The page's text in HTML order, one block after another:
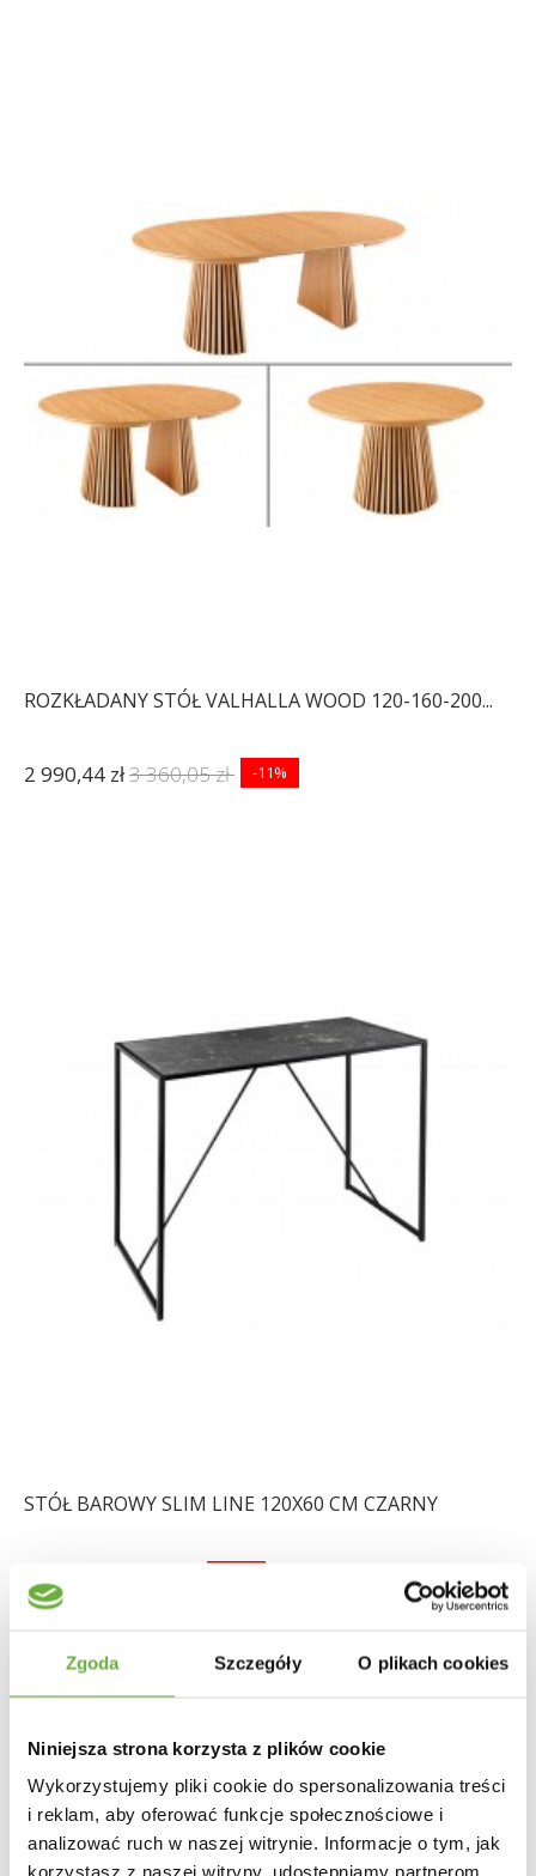
Zgoda Szczegóły O plikach cookies
Niniejsza strona korzysta z plików cookie
Wykorzystujemy pliki cookie do spersonalizowania treści
i reklam, aby oferować funkcje społecznościowe i
analizować ruch w naszej witrynie. Informacje o tym, jak
korzystasz z naszej witryny, udostępniamy partnerom
ROZKŁADANY STÓŁ VALHALLA WOOD 120-160-200...
2 990,44 zł3 360,05 zł -11%
STÓŁ BAROWY SLIM LINE 120X60 CM CZARNY
422,25 zł